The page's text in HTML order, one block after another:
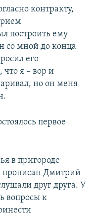
контракту,
построить ему
со мной до конца
его
что я – вор и
но он меня
первое
в пригороде
прописан Дмитрий
друг друга. У
вопросы к